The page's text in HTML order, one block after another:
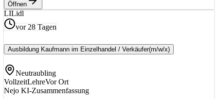
Öffnen
LILidl
vor 28 Tagen
Ausbildung Kaufmann im Einzelhandel / Verkäufer(m/w/x)
Neutraubling
VollzeitLehreVor Ort
Nejo KI-Zusammenfassung